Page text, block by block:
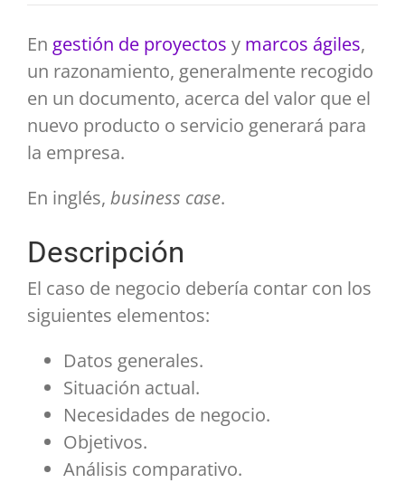
En gestión de proyectos y marcos ágiles,
un razonamiento, generalmente recogido
en un documento, acerca del valor que el
nuevo producto o servicio generará para
la empresa.
En inglés, business case.
Descripción
El caso de negocio debería contar con los
siguientes elementos:
Datos generales.
Situación actual.
Necesidades de negocio.
Objetivos.
Análisis comparativo.